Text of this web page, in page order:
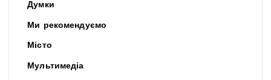
Думки
Ми рекомендуємо
Місто
Мультимедіа